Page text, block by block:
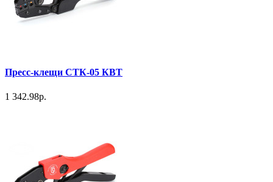
Пресс-клещи СТК-05 КВТ
1 342.98р.